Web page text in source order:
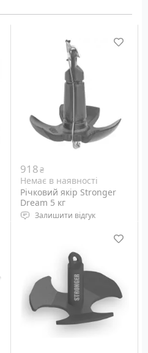
918₴
Немає в наявності
Річковий якір Stronger
Dream 5 кг
Залишити відгук